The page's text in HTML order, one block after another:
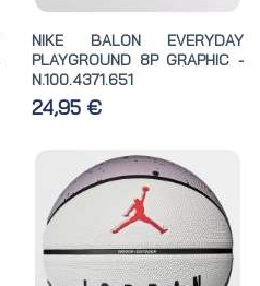
NIKE BALON EVERYDAY
PLAYGROUND 8P GRAPHIC -
N.100.4371.651
24,95 €